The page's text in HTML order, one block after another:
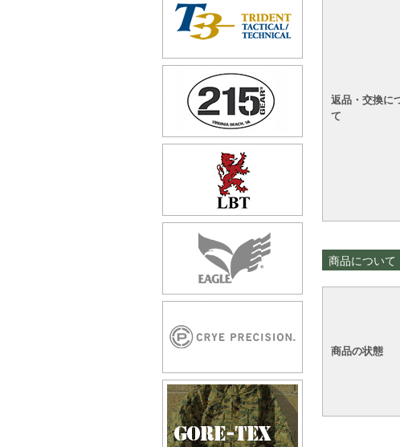
返品・交換に
て
商品について
商品の状態